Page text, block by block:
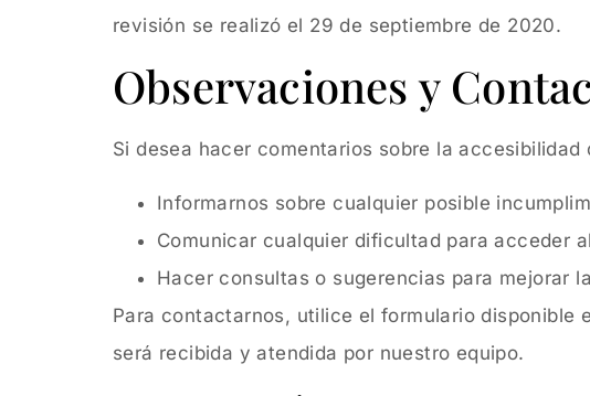
revisión se realizó el 29 de septiembre de 2020.
Observaciones y
Si desea hacer comentarios sobre la accesibilidad
Informarnos sobre cualquier posible
Comunicar cualquier dificultad para acceder
Hacer consultas o sugerencias para mejorar
Para contactarnos, utilice el formulario disponible
será recibida y atendida por nuestro equipo.